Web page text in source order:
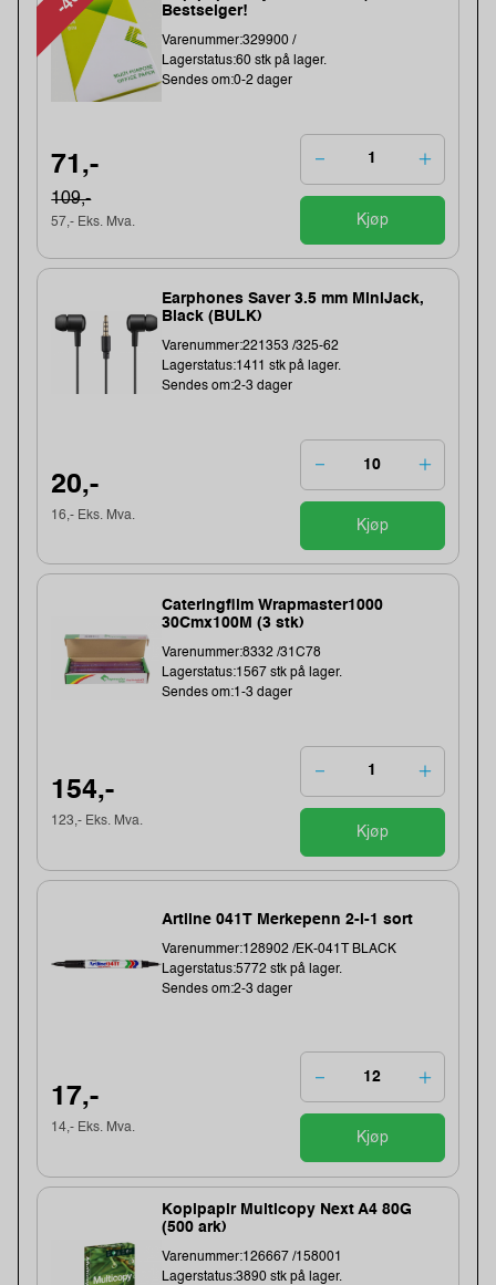
Bestselger!
Varenummer:329900 /
Lagerstatus:60 stk på lager.
Sendes om:0-2 dager
71,-
109,-
57,- Eks. Mva. Kjøp
Earphones Saver 3.5 mm MiniJack,
Black (BULK)
Varenummer:221353 /325-62
Lagerstatus:1411 stk på lager.
Sendes om:2-3 dager
20,-
16,- Eks. Mva.
Kjøp
Cateringfilm Wrapmaster1000
30Cmx100M (3 stk)
Varenummer:8332 /31C78
Lagerstatus:1567 stk på lager.
Sendes om:1-3 dager
154,-
123,- Eks. Mva.
Kjøp
Artline 041T Merkepenn 2-i-1 sort
Varenummer:128902 /EK-041T BLACK
Lagerstatus:5772 stk på lager.
Sendes om:2-3 dager
17,-
14,- Eks. Mva.
Kjøp
Kopipapir Multicopy Next A4 80G
(500 ark)
Varenummer:126667 /158001
Lagerstatus:3890 stk på lager.